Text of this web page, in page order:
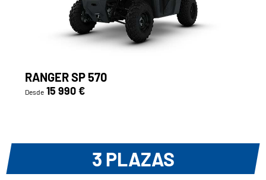
RANGER SP 570
Desde 15 990 €
3 PLAZAS